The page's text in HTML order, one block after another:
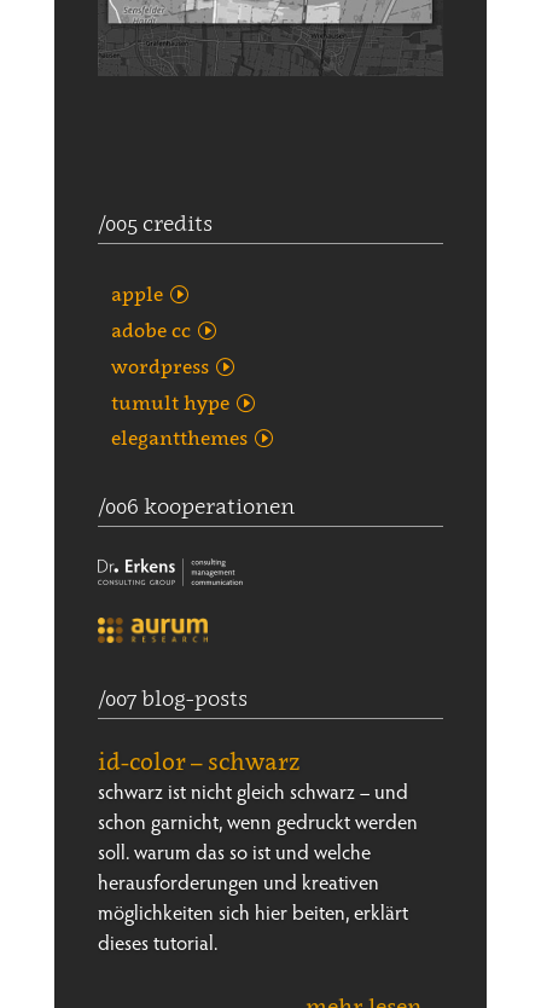
/005 credits
apple
adobe cc
wordpress
tumult hype
elegantthemes
/006 kooperationen
/007 blog-posts
id-color – schwarz
schwarz ist nicht gleich schwarz – und
schon garnicht, wenn gedruckt werden
soll. warum das so ist und welche
herausforderungen und kreativen
möglichkeiten sich hier beiten, erklärt
dieses tutorial.